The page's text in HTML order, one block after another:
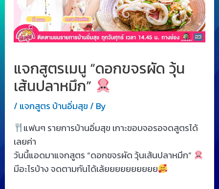
แจกสูตรเมนู “ดอกขจรผัด วุ้น
เส้นปลาหมึก”
/ แจกสูตร บ้านอิ่มสุข / By
แฟนๆ รายการบ้านอิ่มสุข เกาะขอบจอรอจดสูตรได้
เลยค่า
วันนี้แอดมาแจกสูตร “ดอกขจรผัด วุ้นเส้นปลาหมึก”
มีอะไรบ้าง จดตามกันได้เล้ยยยยยยยยยย